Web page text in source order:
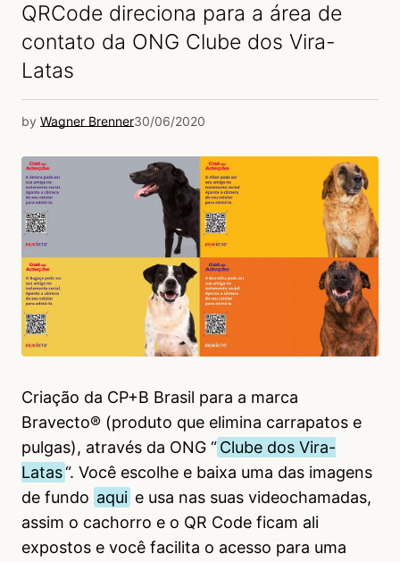
QRCode direciona para a área de
contato da ONG Clube dos Vira-
Latas
by Wagner Brenner30/06/2020
Criação da CP+B Brasil para a marca
Bravecto® (produto que elimina carrapatos e
pulgas), através da ONG “Clube dos Vira-
Latas“. Você escolhe e baixa uma das imagens
de fundo aqui e usa nas suas videochamadas,
assim o cachorro e o QR Code ficam ali
expostos e você facilita o acesso para uma